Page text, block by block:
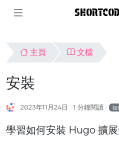
主頁 文檔
安裝
2023年11月24日 1 分鐘閱讀 短
學習如何安裝 Hugo 擴展